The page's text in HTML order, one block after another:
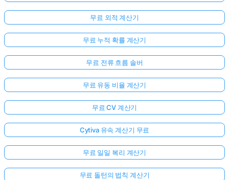
무료 외적 계산기
무료 누적 확률 계산기
무료 전류 흐름 솔버
무료 유동 비율 계산기
무료 CV 계산기
Cytiva 유속 계산기 무료
무료 일일 복리 계산기
무료 돌턴의 법칙 계산기